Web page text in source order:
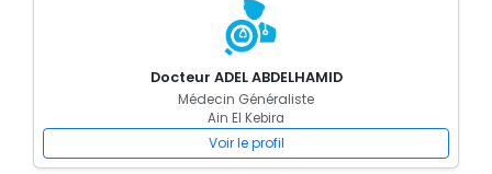
Docteur ADEL ABDELHAMID
Médecin Généraliste
Ain El Kebira
Voir le profil